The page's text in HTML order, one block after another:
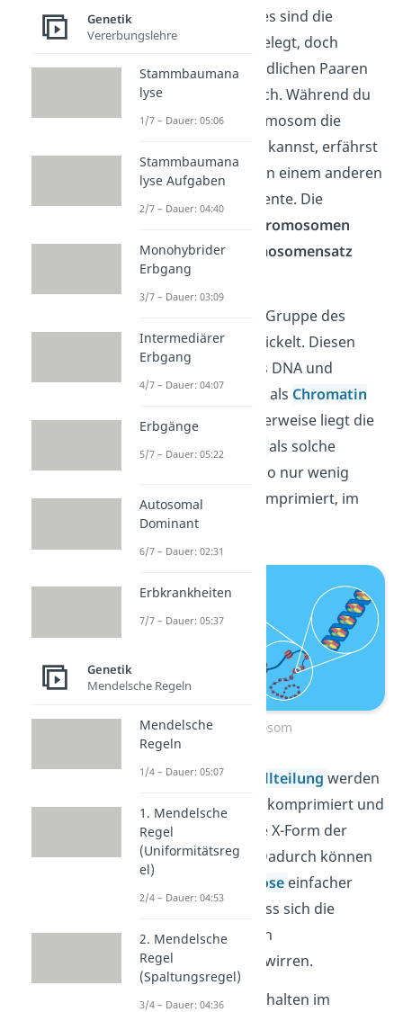
Chromosomenpaares sind die
gleichen Gene festgelegt, doch
zwischen unterschiedlichen Paaren
unterscheiden sie sich. Während du
von dem einen Chromosom die
Augenfarbe ablesen kannst, erfährst
du beispielsweise von einem anderen
deine möglichen Talente. Die
Gesamtheit aller Chromosomen
kannst du alsChromosomensatz
bezeichnen.
Die DNA ist um eine Gruppe des
Proteins Histon gewickelt. Diesen
ganzen Komplex aus DNA und
Proteinen kannst du als Chromatin
bezeichnen. Normalerweise liegt die
DNA bei
Eukaryotenals solche
, also nur wenig
aufgewickelt und komprimiert, im
Zellkernvor.
Chromosom
Nur während der Zellteilungwerden
die Chromatinfäden komprimiert und
nehmen die typische X-Form der
Chromosomen an. Dadurch können
dieMitose Meiose einfacher
stattfinden, ohne dass sich die
Spindelfäden mit den
Chromatinfäden verwirren.
DieProkaryoten
enthalten im
Genetik
Vererbungslehre
Stammbaumana
lyse
1/7 – Dauer: 05:06
Stammbaumana
lyse Aufgaben
2/7 – Dauer: 04:40
Monohybrider
Erbgang
3/7 – Dauer: 03:09
Intermediärer
Erbgang
4/7 – Dauer: 04:07
Erbgänge
5/7 – Dauer: 05:22
Autosomal
Dominant
6/7 – Dauer: 02:31
Erbkrankheiten
7/7 – Dauer: 05:37
Genetik
Mendelsche Regeln
Mendelsche
Regeln
1/4 – Dauer: 05:07
1. Mendelsche
Regel
(Uniformitätsreg
el)
2/4 – Dauer: 04:53
2. Mendelsche
Regel
(Spaltungsregel)
3/4 – Dauer: 04:36